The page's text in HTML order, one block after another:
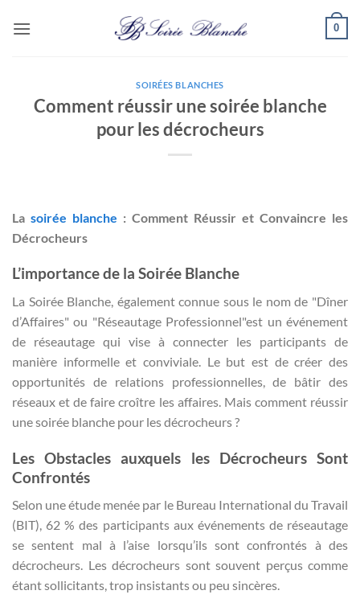
0
SOIRÉES BLANCHES
Comment réussir une soirée blanche
pour les décrocheurs
La soirée blanche : Comment Réussir et Convaincre les
Décrocheurs
L’importance de la Soirée Blanche
La Soirée Blanche, également connue sous le nom de "Dîner
d’Affaires" ou "Réseautage Professionnel"est un événement
de réseautage qui vise à connecter les participants de
manière informelle et conviviale. Le but est de créer des
opportunités de relations professionnelles, de bâtir des
réseaux et de faire croître les affaires. Mais comment réussir
une soirée blanche pour les décrocheurs ?
Les Obstacles auxquels les Décrocheurs Sont
Confrontés
Selon une étude menée par le Bureau International du Travail
(BIT), 62 % des participants aux événements de réseautage
se sentent mal à l’aise lorsqu’ils sont confrontés à des
décrocheurs. Les décrocheurs sont souvent perçus comme
étant sollicitants, trop insistants ou peu sincères.